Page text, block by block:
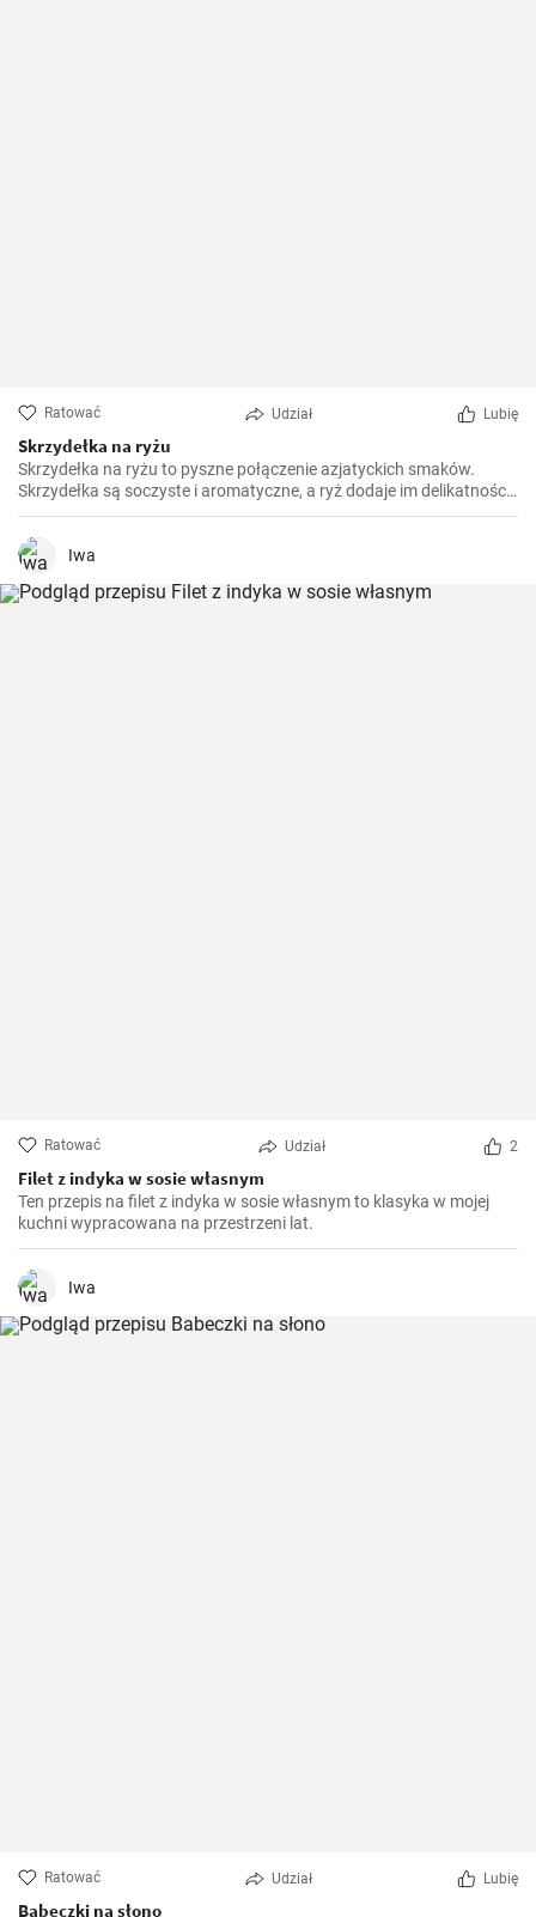
Ratować Udział Lubię
Skrzydełka na ryżu
Skrzydełka na ryżu to pyszne połączenie azjatyckich smaków.
Skrzydełka są soczyste i aromatyczne, a ryż dodaje im delikatności i
pozwala wydobyć ich smak.
Iwa
Ratować Udział 2
Filet z indyka w sosie własnym
Ten przepis na filet z indyka w sosie własnym to klasyka w mojej
kuchni wypracowana na przestrzeni lat.
Iwa
Ratować Udział Lubię
Babeczki na słono